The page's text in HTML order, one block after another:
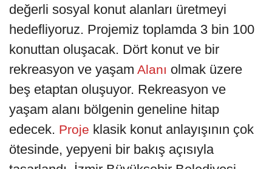
değerli sosyal konut alanları üretmeyi
hedefliyoruz. Projemiz toplamda 3 bin 100
konuttan oluşacak. Dört konut ve bir
rekreasyon ve yaşam Alanı olmak üzere
beş etaptan oluşuyor. Rekreasyon ve
yaşam alanı bölgenin geneline hitap
edecek. Proje klasik konut anlayışının çok
ötesinde, yepyeni bir bakış açısıyla